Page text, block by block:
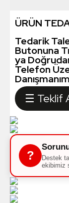
ÜRÜN
Tedarik
Butonuna
ya
Telefon
☰ Teklif
?
Destek
ekibimiz